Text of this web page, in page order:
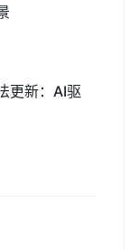
更新：AI驱